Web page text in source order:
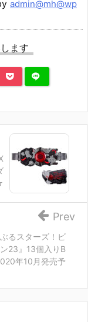
admin@mh@wp
ます
るスターズ！ビ
23』13個入りB
年10月発売予
Prev